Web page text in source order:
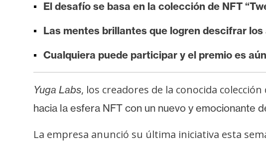
N
a
e
P
e
El desafío se basa en la colección de NFT
Las mentes brillantes que logren descifrar
Cualquiera puede participar y el premio es
Yuga Labs, los creadores de la conocida colección
hacia la esfera NFT con un nuevo y emocionante
La empresa anunció su última iniciativa esta